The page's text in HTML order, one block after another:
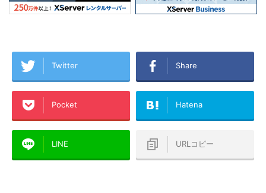
Twitter Share
Pocket Hatena
LINE URLコピー